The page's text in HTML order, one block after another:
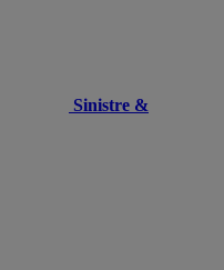
Sinistre &